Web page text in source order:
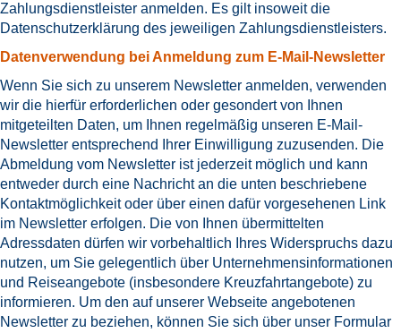
Zahlungsdienstleister anmelden. Es gilt insoweit die
Datenschutzerklärung des jeweiligen Zahlungsdienstleisters.
Datenverwendung bei Anmeldung zum E-Mail-Newsletter
Wenn Sie sich zu unserem Newsletter anmelden, verwenden
wir die hierfür erforderlichen oder gesondert von Ihnen
mitgeteilten Daten, um Ihnen regelmäßig unseren E-Mail-
Newsletter entsprechend Ihrer Einwilligung zuzusenden. Die
Abmeldung vom Newsletter ist jederzeit möglich und kann
entweder durch eine Nachricht an die unten beschriebene
Kontaktmöglichkeit oder über einen dafür vorgesehenen Link
im Newsletter erfolgen. Die von Ihnen übermittelten
Adressdaten dürfen wir vorbehaltlich Ihres Widerspruchs dazu
nutzen, um Sie gelegentlich über Unternehmensinformationen
und Reiseangebote (insbesondere Kreuzfahrtangebote) zu
informieren. Um den auf unserer Webseite angebotenen
Newsletter zu beziehen, können Sie sich über unser Formular